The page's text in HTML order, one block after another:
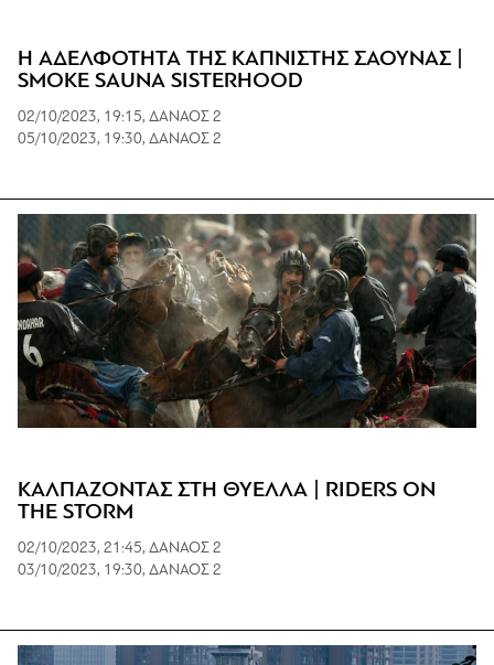
Η ΑΔΕΛΦΟΤΗΤΑ ΤΗΣ ΚΑΠΝΙΣΤΗΣ ΣΑΟΥΝΑΣ |
SMOKE SAUNA SISTERHOOD
02/10/2023, 19:15, ΔΑΝΑΟΣ 2
05/10/2023, 19:30, ΔΑΝΑΟΣ 2
ΚΑΛΠΑΖΟΝΤΑΣ ΣΤΗ ΘΥΕΛΛΑ | RIDERS ON
THE STORM
02/10/2023, 21:45, ΔΑΝΑΟΣ 2
03/10/2023, 19:30, ΔΑΝΑΟΣ 2